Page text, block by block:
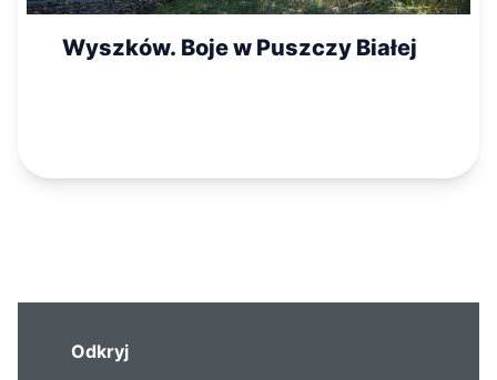
Wyszków. Boje w Puszczy Białej
Odkryj